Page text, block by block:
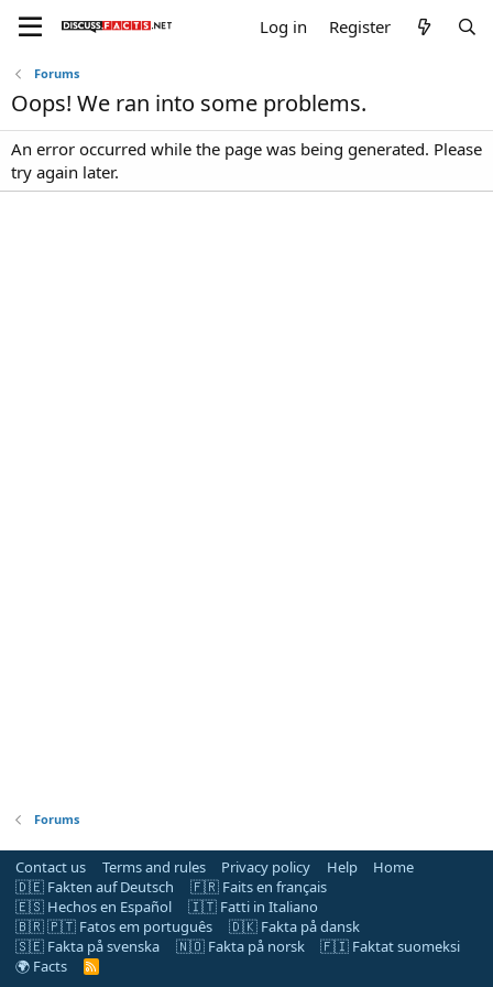
Log in Register
Forums
Oops! We ran into some problems.
An error occurred while the page was being generated. Please
try again later.
Forums
Contact us Terms and rules Privacy policy Help
Home
🇩🇪 Fakten auf Deutsch
🇫🇷 Faits en français
🇪🇸 Hechos en Español
🇮🇹 Fatti in Italiano
🇧🇷 🇵🇹 Fatos em português
🇩🇰 Fakta på dansk
🇸🇪 Fakta på svenska
🇳🇴 Fakta på norsk
🇫🇮 Faktat suomeksi
🌍 Facts
R